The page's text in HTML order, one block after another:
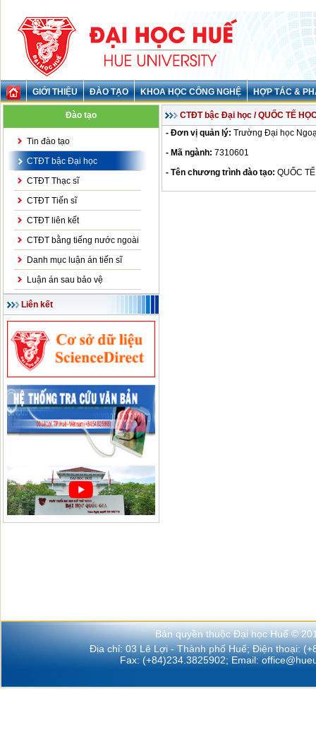
GIỚI THIỆU ĐÀO TẠO KHOA HỌC CÔNG NGHỆ HỢP TÁC &
Đào tạo
Tin đào tạo
CTĐT bậc Đại học
CTĐT Thạc sĩ
CTĐT Tiến sĩ
CTĐT liên kết
CTĐT bằng tiếng nước ngoài
Danh mục luận án tiến sĩ
Luận án sau bảo vệ
Liên kết
CTĐT bậc Đại học / QUỐC TẾ
- Đơn vị quản lý: Trường Đại học
- Mã ngành: 7310601
- Tên chương trình đào tạo: QUỐC
Bản quyền thuộc Đại học Huế ©
Địa chỉ: 03 Lê Lợi - Thành phố Huế; Điện thoại:
Fax: (+84)234.3825902; Email: